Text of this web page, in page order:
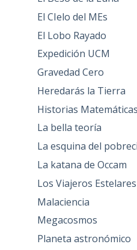
El CIelo del MEs
El Lobo Rayado
Expedición UCM
Gravedad Cero
Heredarás la Tierra
Historias Matemáticas
La bella teoría
La esquina del
La katana de Occam
Los Viajeros Estelares
Malaciencia
Megacosmos
Planeta astronómico